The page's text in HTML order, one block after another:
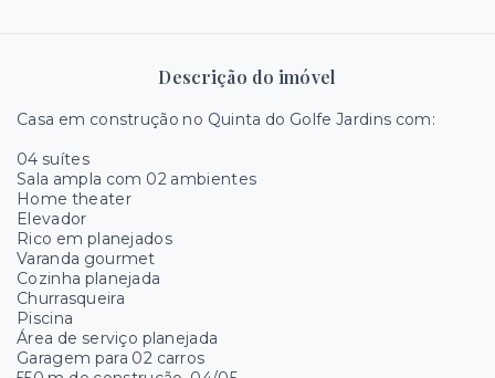
Descrição do imóvel
Casa em construção no Quinta do Golfe Jardins com:
04 suítes
Sala ampla com 02 ambientes
Home theater
Elevador
Rico em planejados
Varanda gourmet
Cozinha planejada
Churrasqueira
Piscina
Área de serviço planejada
Garagem para 02 carros